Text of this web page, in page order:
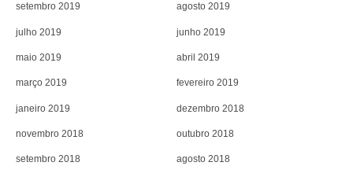
setembro 2019 agosto 2019
julho 2019 junho 2019
maio 2019 abril 2019
março 2019 fevereiro 2019
janeiro 2019 dezembro 2018
novembro 2018 outubro 2018
setembro 2018 agosto 2018